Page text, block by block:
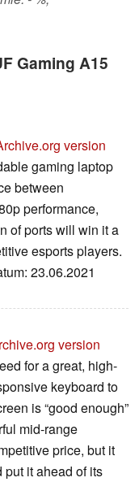
Gaming A15
version
gaming laptop
between
performance,
of ports will win it a
esports players.
23.06.2021
version
for a great, high-
keyboard to
is “good enough”
mid-range
price, but it
put it ahead of its